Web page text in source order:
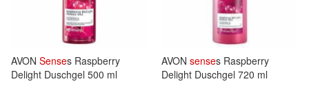
AVON Senses Raspberry
Delight Duschgel 500 ml
AVON senses Raspberry
Delight Duschgel 720 ml